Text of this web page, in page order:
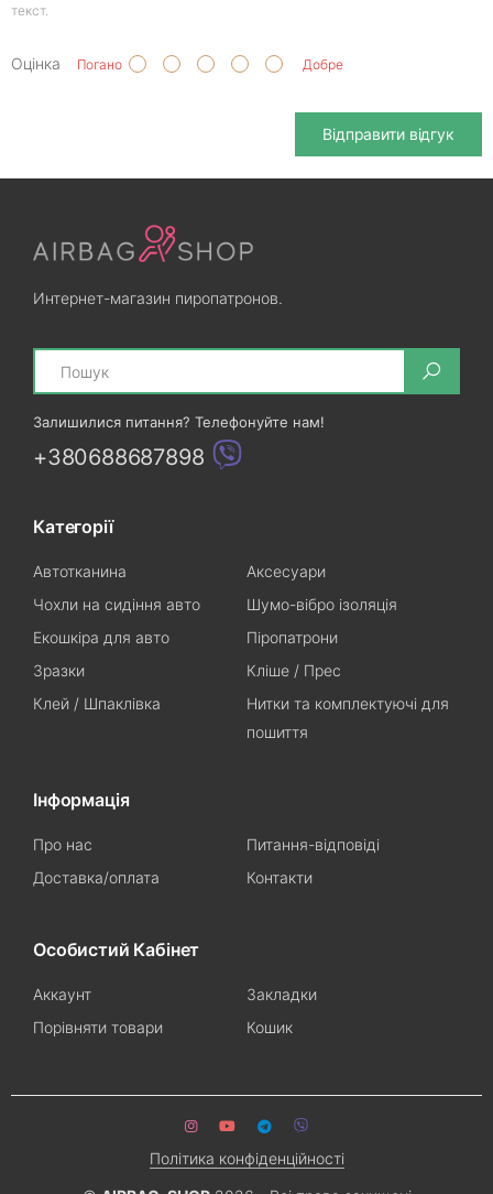
текст.
Оцінка Погано Добре
Відправити відгук
Интернет-магазин пиропатронов.
Search
Залишилися питання? Телефонуйте нам!
+380688687898
Категорії
Автотканина
Аксесуари
Чохли на сидіння авто
Шумо-вібро ізоляція
Екошкіра для авто
Піропатрони
Зразки
Кліше / Прес
Клей / Шпаклівка
Нитки та комплектуючі для
пошиття
Інформація
Про нас
Питання-відповіді
Доставка/оплата
Контакти
Особистий Кабінет
Аккаунт
Закладки
Порівняти товари
Кошик
Політика конфіденційності